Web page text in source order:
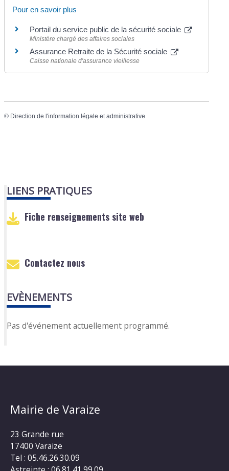
Pour en savoir plus
Portail du service public de la sécurité sociale
Ministère chargé des affaires sociales
Assurance Retraite de la Sécurité sociale
Caisse nationale d'assurance vieillesse
© Direction de l'information légale et administrative
LIENS PRATIQUES
Fiche renseignements site web
Contactez nous
EVÈNEMENTS
Pas d'événement actuellement programmé.
Mairie de Varaize
23 Grande rue
17400 Varaize
Tel : 05.46.26.30.09